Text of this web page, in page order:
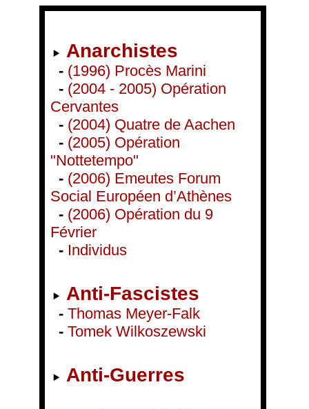
Anarchistes
- (1996) Procès Marini
- (2004 - 2005) Opération
Cervantes
- (2004) Quatre de Aachen
- (2005) Opération
"Nottetempo"
- (2006) Emeutes Forum
Social Européen d’Athènes
- (2006) Opération du 9
Février
- Individus
Anti-Fascistes
- Thomas Meyer-Falk
- Tomek Wilkoszewski
Anti-Guerres